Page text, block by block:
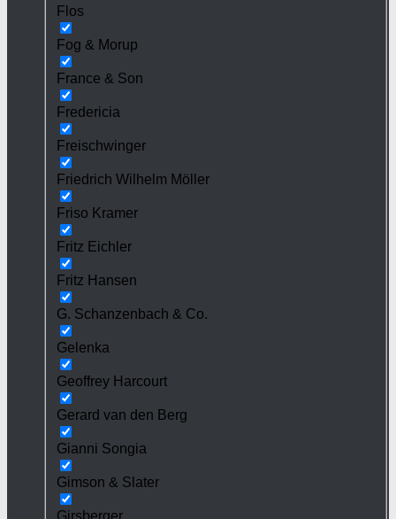
Flos
Fog & Morup
France & Son
Fredericia
Freischwinger
Friedrich Wilhelm Möller
Friso Kramer
Fritz Eichler
Fritz Hansen
G. Schanzenbach & Co.
Gelenka
Geoffrey Harcourt
Gerard van den Berg
Gianni Songia
Gimson & Slater
Girsberger